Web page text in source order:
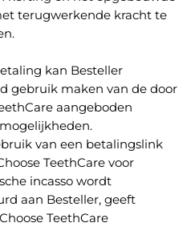
terugwerkende kracht te
kan Besteller
gebruik maken van de door
aangeboden
van een betalingslink
TeethCare voor
incasso wordt
aan Besteller, geeft
TeethCare